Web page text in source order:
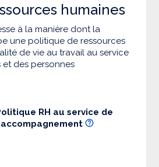
humaines
à la manière dont la
une politique de ressources
de vie au travail au service
des personnes
RH au service de